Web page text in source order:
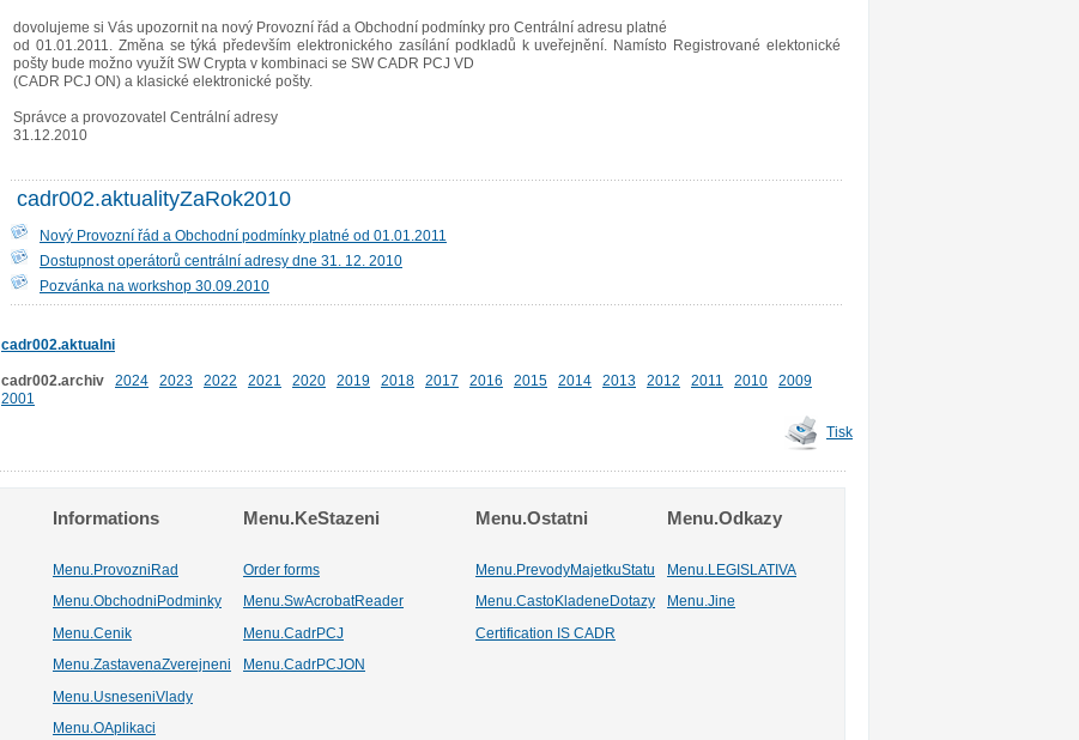
dovolujeme si Vás upozornit na nový Provozní řád a Obchodní podmínky pro Centrální adresu platné
od 01.01.2011. Změna se týká především elektronického zasílání podkladů k uveřejnění. Namísto Registrované elektonické
pošty bude možno využít SW Crypta v kombinaci se SW CADR PCJ VD
(CADR PCJ ON) a klasické elektronické pošty.
Správce a provozovatel Centrální adresy
31.12.2010
cadr002.aktualityZaRok2010
Nový Provozní řád a Obchodní podmínky platné od 01.01.2011
Dostupnost operátorů centrální adresy dne 31. 12. 2010
Pozvánka na workshop 30.09.2010
cadr002.aktualni
cadr002.archiv 2024 2023 2022 2021 2020 2019 2018 2017 2016 2015 2014 2013 2012 2011 2010
2009
2001
Tisk
Informations Menu.KeStazeni Menu.Ostatni Menu.Odkazy
Menu.ProvozniRad Order forms Menu.PrevodyMajetkuStatu
Menu.LEGISLATIVA
Menu.ObchodniPodminky
Menu.SwAcrobatReader Menu.CastoKladeneDotazy Menu.Jine
Menu.Cenik Menu.CadrPCJ
Certification IS CADR
Menu.ZastavenaZverejneni
Menu.CadrPCJON
Menu.UsneseniVlady
Menu.OAplikaci